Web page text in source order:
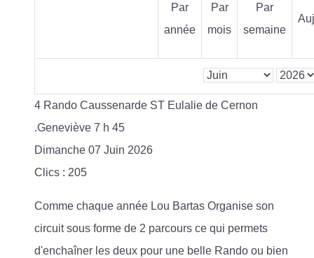
Par
année
Par
mois
Par
semaine
4 Rando Caussenarde ST Eulalie de Cernon
.Geneviève 7 h 45
Dimanche 07 Juin 2026
Clics : 205
Comme chaque année Lou Bartas Organise son
circuit sous forme de 2 parcours ce qui permets
d'enchaîner les deux pour une belle Rando ou bien